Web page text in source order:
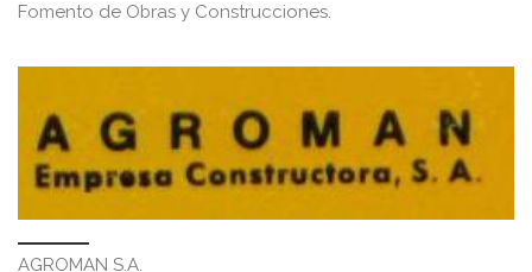
Fomento de Obras y Construcciones.
AGROMAN S.A.